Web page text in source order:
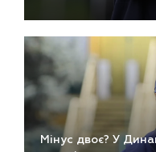
Мінус двоє? У